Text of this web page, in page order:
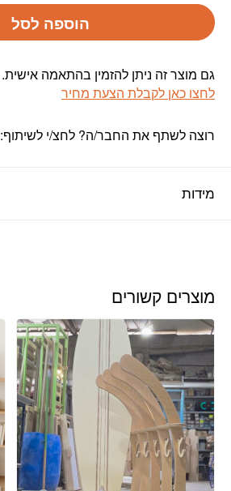
הוספה לסל
גם מוצר זה ניתן להזמין בהתאמה אישית.
לחצו כאן לקבלת הצעת מחיר
מידות
רוצה לשתף את החבר/ה? לחצ/י לשיתוף:
מוצרים קשורים